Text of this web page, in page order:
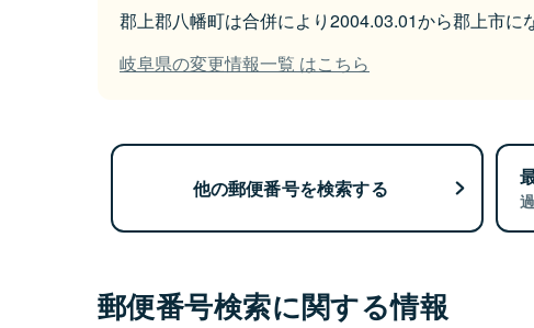
郡上郡八幡町は合併により2004.03.01から郡上市に
岐阜県の変更情報一覧 はこちら
他の郵便番号を検索する
郵便番号検索に関する情報